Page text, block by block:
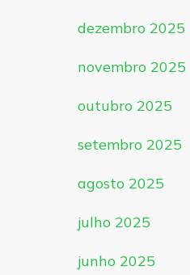
dezembro 2025
novembro 2025
outubro 2025
setembro 2025
agosto 2025
julho 2025
junho 2025